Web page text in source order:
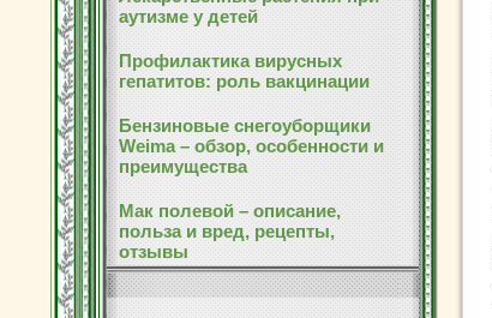
аутизме у детей
Профилактика вирусных
гепатитов: роль вакцинации
Бензиновые снегоуборщики
Weima – обзор, особенности и
преимущества
Мак полевой – описание,
польза и вред, рецепты,
отзывы